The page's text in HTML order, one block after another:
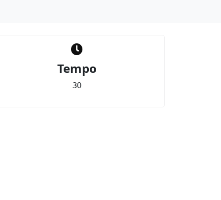
Tempo
30